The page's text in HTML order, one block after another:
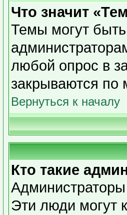
Что значит
Темы могут
любой опрос в
закрываются по
Вернуться к началу
Кто такие
Эти люди могут